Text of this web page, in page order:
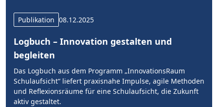
Publikation 08.12.2025
Logbuch – Innovation gestalten und
begleiten
Das Logbuch aus dem Programm „InnovationsRaum
Schulaufsicht“ liefert praxisnahe Impulse, agile Methoden
und Reflexionsräume für eine Schulaufsicht, die Zukunft
aktiv gestaltet.